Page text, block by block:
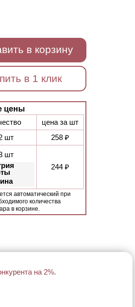
в корзину
в 1 клик
цены
цена за шт
шт
258 ₽
шт
244 ₽
автоматический при
количества
в корзине.
на 2%.